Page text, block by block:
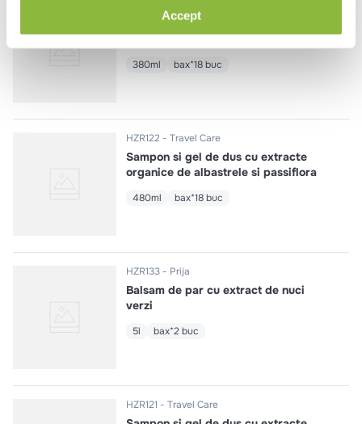
Accept
Balsam de par cu extract de nuci
verzi
380ml bax*18 buc
HZR122 Travel Care
Sampon si gel de dus cu extracte
organice de albastrele si passiflora
480ml bax*18 buc
HZR133 Prija
Balsam de par cu extract de nuci
verzi
5l bax*2 buc
HZR121 Travel Care